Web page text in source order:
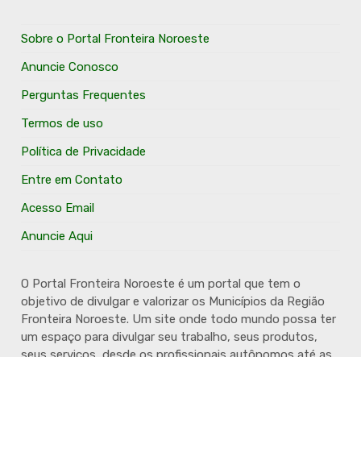
Sobre o Portal Fronteira Noroeste
Anuncie Conosco
Perguntas Frequentes
Termos de uso
Política de Privacidade
Entre em Contato
Acesso Email
Anuncie Aqui
O Portal Fronteira Noroeste é um portal que tem o
objetivo de divulgar e valorizar os Municípios da Região
Fronteira Noroeste. Um site onde todo mundo possa ter
um espaço para divulgar seu trabalho, seus produtos,
seus serviços, desde os profissionais autônomos até as